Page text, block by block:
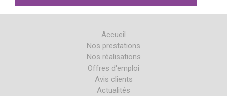
Accueil
Nos prestations
Nos réalisations
Offres d'emploi
Avis clients
Actualités